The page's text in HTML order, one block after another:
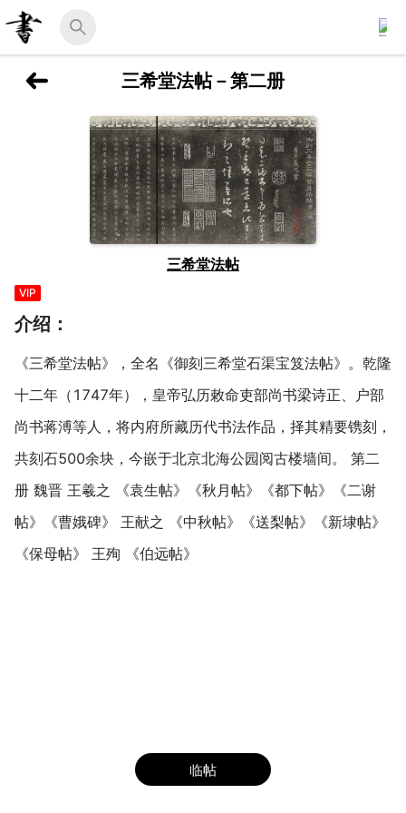
三希堂法帖－第二册
三希堂法帖
VIP
介绍：
《三希堂法帖》，全名《御刻三希堂石渠宝笈法帖》。乾隆
十二年（1747年），皇帝弘历敕命吏部尚书梁诗正、户部
尚书蒋溥等人，将内府所藏历代书法作品，择其精要镌刻，
共刻石500余块，今嵌于北京北海公园阅古楼墙间。 第二
册 魏晋 王羲之 《袁生帖》《秋月帖》《都下帖》《二谢
帖》《曹娥碑》 王献之 《中秋帖》《送梨帖》《新埭帖》
《保母帖》 王殉 《伯远帖》
临帖